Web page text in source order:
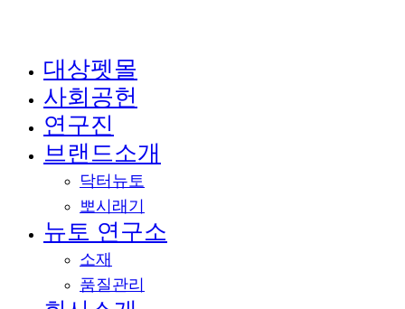
Close 대상펫몰
사회공헌
연구진
브랜드소개
닥터뉴토
뽀시래기
뉴토 연구소
소재
품질관리